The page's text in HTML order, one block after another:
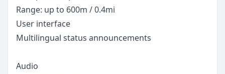
Range: up to 600m / 0.4mi
User interface
Multilingual status announcements
Audio